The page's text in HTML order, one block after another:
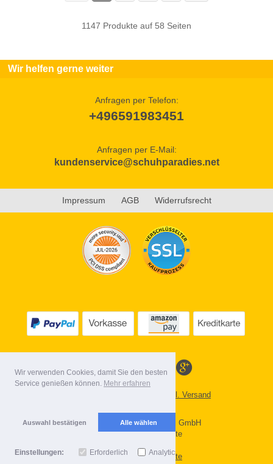
Wir verwenden Cookies, damit Sie den besten
Service genießen können. Mehr erfahren
Auswahl bestätigen Alle wählen
Einstellungen: Erforderlich Analytics
1147 Produkte auf 58 Seiten
Wir helfen gerne weiter
Anfragen per Telefon:
+496591983451
Anfragen per E-Mail:
kundenservice@schuhparadies.net
Impressum AGB Widerrufsrecht
Alle Preise inkl. MwSt. evtl. zzgl. Versand
Copyright 2026 by Gebr. Röhl GmbH
Mobile Shop by Shopgate
Zur klassischen Webseite